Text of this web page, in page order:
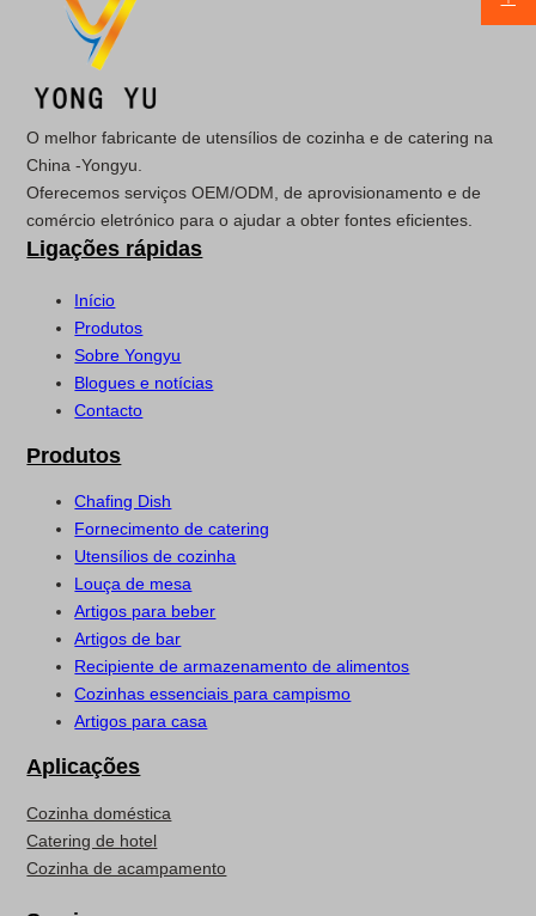
O melhor fabricante de utensílios de cozinha e de catering na
China -Yongyu.
Oferecemos serviços OEM/ODM, de aprovisionamento e de
comércio eletrónico para o ajudar a obter fontes eficientes.
Ligações rápidas
Início
Produtos
Sobre Yongyu
Blogues e notícias
Contacto
Produtos
Chafing Dish
Fornecimento de catering
Utensílios de cozinha
Louça de mesa
Artigos para beber
Artigos de bar
Recipiente de armazenamento de alimentos
Cozinhas essenciais para campismo
Artigos para casa
Aplicações
Cozinha doméstica
Catering de hotel
Cozinha de acampamento